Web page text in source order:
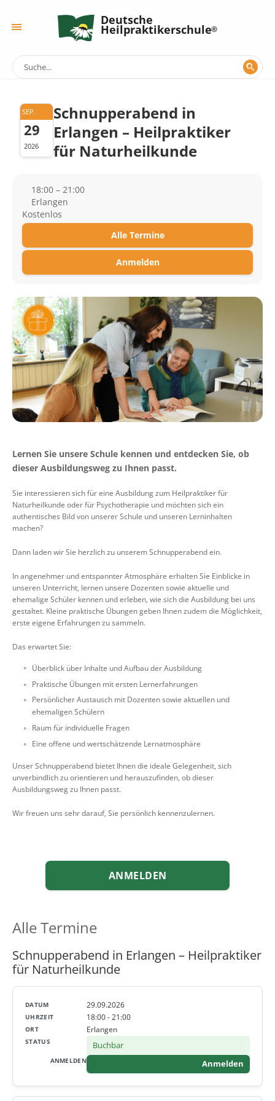
Deutsche
Heilpraktikerschule
SEP.
29
2026
Schnupperabend in
Erlangen – Heilpraktiker
für Naturheilkunde
18:00 – 21:00
Erlangen
Kostenlos
Alle Termine
Anmelden
Lernen Sie unsere Schule kennen und entdecken Sie, ob
dieser Ausbildungsweg zu Ihnen passt.
Sie interessieren sich für eine Ausbildung zum Heilpraktiker für
Naturheilkunde oder für Psychotherapie und möchten sich ein
authentisches Bild von unserer Schule und unseren Lerninhalten
machen?
Dann laden wir Sie herzlich zu unserem Schnupperabend ein.
In angenehmer und entspannter Atmosphäre erhalten Sie Einblicke in
unseren Unterricht, lernen unsere Dozenten sowie aktuelle und
ehemalige Schüler kennen und erleben, wie sich die Ausbildung bei uns
gestaltet. Kleine praktische Übungen geben Ihnen zudem die Möglichkeit,
erste eigene Erfahrungen zu sammeln.
Das erwartet Sie:
Überblick über Inhalte und Aufbau der Ausbildung
Praktische Übungen mit ersten Lernerfahrungen
Persönlicher Austausch mit Dozenten sowie aktuellen und
ehemaligen Schülern
Raum für individuelle Fragen
Eine offene und wertschätzende Lernatmosphäre
Unser Schnupperabend bietet Ihnen die ideale Gelegenheit, sich
unverbindlich zu orientieren und herauszufinden, ob dieser
Ausbildungsweg zu Ihnen passt.
Wir freuen uns sehr darauf, Sie persönlich kennenzulernen.
ANMELDEN
Alle Termine
Schnupperabend in Erlangen – Heilpraktiker
für Naturheilkunde
29.09.2026
18:00 - 21:00
Erlangen
Buchbar
Anmelden